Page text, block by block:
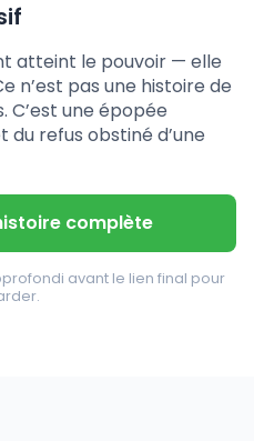
atteint le pouvoir — elle
n’est pas une histoire de
C’est une épopée
du refus obstiné d’une
complète
avant le lien final pour